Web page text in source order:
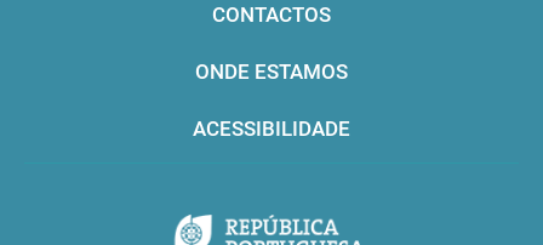
CONTACTOS
ONDE ESTAMOS
ACESSIBILIDADE